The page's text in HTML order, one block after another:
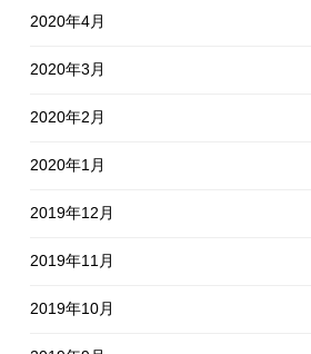
2020年4月
2020年3月
2020年2月
2020年1月
2019年12月
2019年11月
2019年10月